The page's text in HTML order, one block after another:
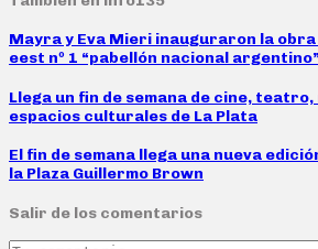
Mayra y Eva Mieri inauguraron la obra
eest nº 1 “pabellón nacional
Llega un fin de semana de cine,
espacios culturales de La Plata
El fin de semana llega una nueva
la Plaza Guillermo Brown
Salir de los comentarios